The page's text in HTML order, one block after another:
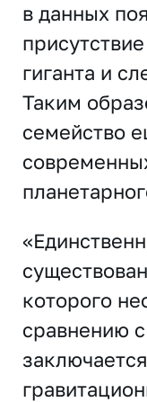
в данных
гиганта и
Таким
семейство
которого
сравнению